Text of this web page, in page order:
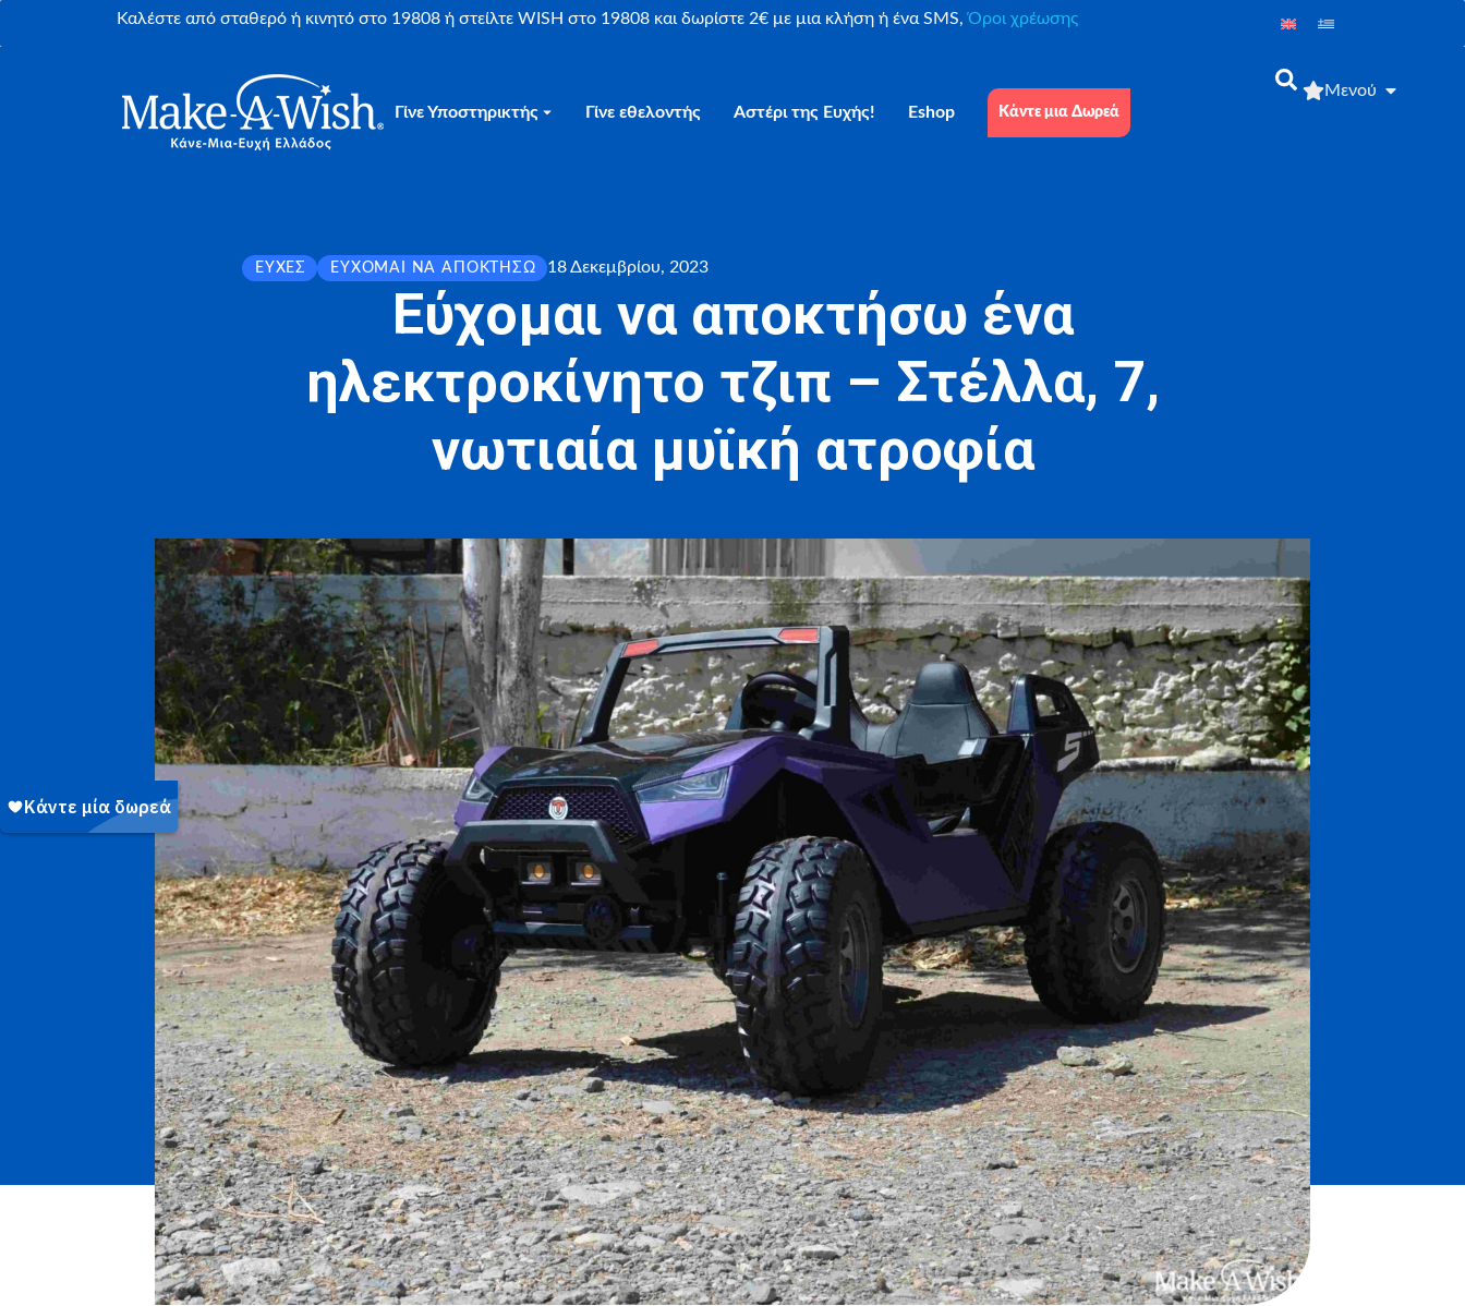
Καλέστε από σταθερό ή κινητό στο 19808 ή στείλτε WISH στο 19808 και δωρίστε 2€ με μια κλήση ή ένα SMS,Όροι χρέωσης
Γίνε Υποστηρικτής Γίνε εθελοντής Αστέρι της Ευχής! Eshop Κάντε μια Δωρεά
Μενού
ΕΥΧΈΣ ΕΎΧΟΜΑΙ ΝΑ ΑΠΟΚΤΉΣΩ 18 Δεκεμβρίου, 2023
Εύχομαι να αποκτήσω ένα
ηλεκτροκίνητο τζιπ – Στέλλα, 7,
νωτιαία μυϊκή ατροφία